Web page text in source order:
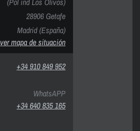
28906 Getafe
Madrid (España)
ver mapa de situación
+34 910 849 952
WhatsAPP
+34 640 835 165